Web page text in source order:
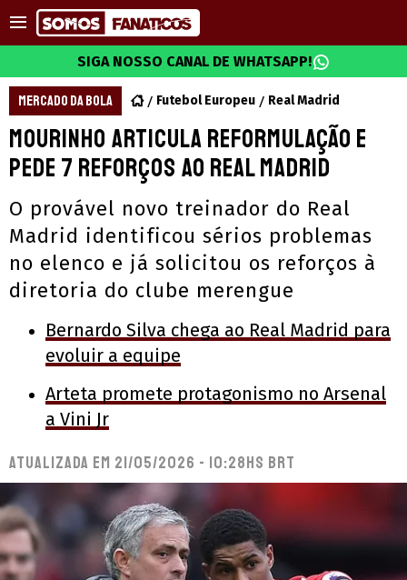
SIGA NOSSO CANAL DE WHATSAPP!
MERCADO DA BOLA Futebol Europeu Real Madrid
Mourinho articula reformulação e
pede 7 reforços ao Real Madrid
O provável novo treinador do Real
Madrid identificou sérios problemas
no elenco e já solicitou os reforços à
diretoria do clube merengue
Bernardo Silva chega ao Real Madrid para
evoluir a equipe
Arteta promete protagonismo no Arsenal
a Vini Jr
Atualizada em 21/05/2026 - 10:28hs BRT